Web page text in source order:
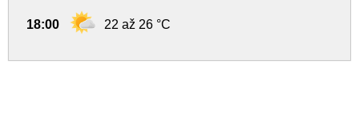
18:00 22 až 26 °C